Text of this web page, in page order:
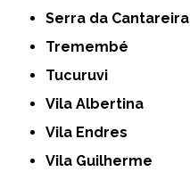
Serra da Cantareira
Tremembé
Tucuruvi
Vila Albertina
Vila Endres
Vila Guilherme